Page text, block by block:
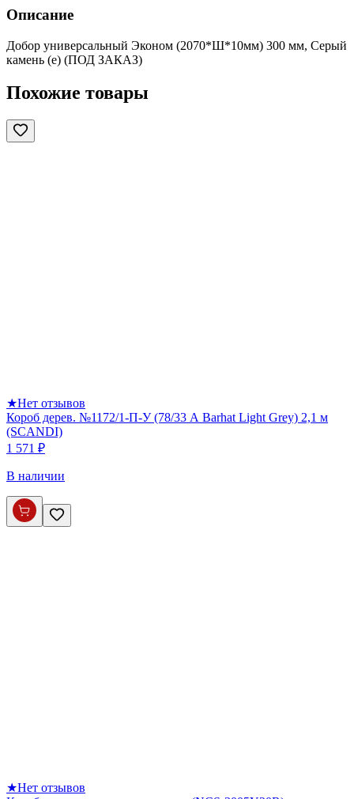
Описание
Добор универсальный Эконом (2070*Ш*10мм) 300 мм, Серый
камень (е) (ПОД ЗАКАЗ)
Похожие товары
★Нет отзывов
Короб дерев. №1172/1-П-У (78/33 А Barhat Light Grey) 2,1 м
(SCANDI)
1 571 ₽
В наличии
★Нет отзывов